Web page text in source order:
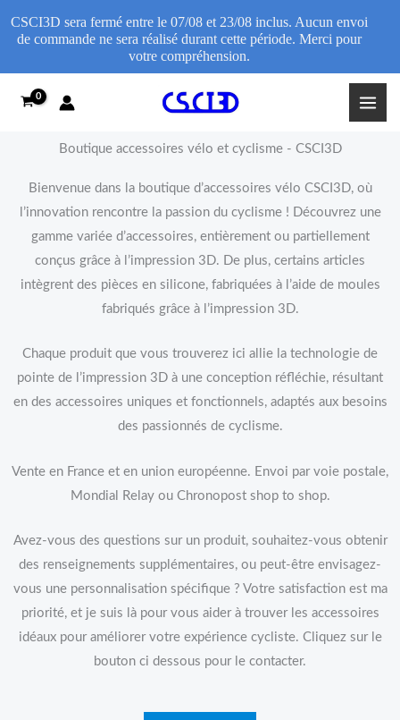
Boutique accessoires vélo et cyclisme - CSCI3D
Bienvenue dans la boutique d’accessoires vélo CSCI3D, où
l’innovation rencontre la passion du cyclisme ! Découvrez une
gamme variée d’accessoires, entièrement ou partiellement
conçus grâce à l’impression 3D. De plus, certains articles
intègrent des pièces en silicone, fabriquées à l’aide de moules
fabriqués grâce à l’impression 3D.
Chaque produit que vous trouverez ici allie la technologie de
pointe de l’impression 3D à une conception réfléchie, résultant
en des accessoires uniques et fonctionnels, adaptés aux besoins
des passionnés de cyclisme.
Vente en France et en union européenne. Envoi par voie postale,
Mondial Relay ou Chronopost shop to shop.
Avez-vous des questions sur un produit, souhaitez-vous obtenir
des renseignements supplémentaires, ou peut-être envisagez-
vous une personnalisation spécifique ? Votre satisfaction est ma
priorité, et je suis là pour vous aider à trouver les accessoires
idéaux pour améliorer votre expérience cycliste. Cliquez sur le
bouton ci dessous pour le contacter.
CSCI3D sera fermé entre le 07/08 et 23/08 inclus. Aucun envoi
de commande ne sera réalisé durant cette période. Merci pour
votre compréhension.